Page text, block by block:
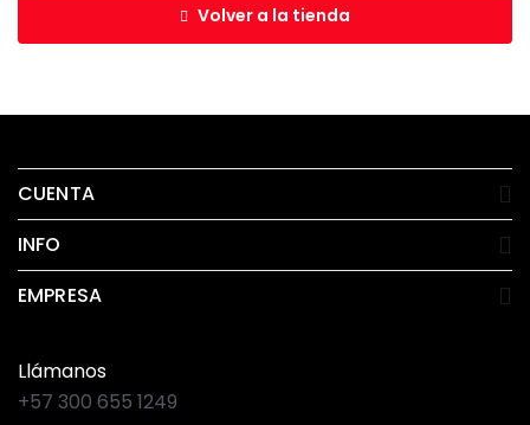
Volver a la tienda
CUENTA
INFO
EMPRESA
Llámanos
+57 300 655 1249